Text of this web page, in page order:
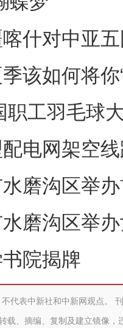
喀什对中亚
该如何将你
职工羽毛球
电网架空
磨沟区举
磨沟区举
院揭牌
代表中新社和中新网观点。
载、摘编、复制及建立镜像，